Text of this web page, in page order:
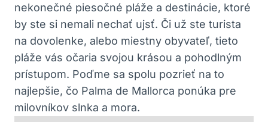
nekonečné piesočné pláže a destinácie, ktoré
by ste si nemali nechať ujsť. Či už ste turista
na dovolenke, alebo miestny obyvateľ, tieto
pláže vás očaria svojou krásou a pohodlným
prístupom. Poďme sa spolu pozrieť na to
najlepšie, čo Palma de Mallorca ponúka pre
milovníkov slnka a mora.